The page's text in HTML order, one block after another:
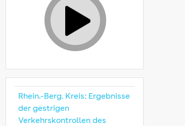
Rhein.-Berg. Kreis: Ergebnisse
der gestrigen
Verkehrskontrollen des